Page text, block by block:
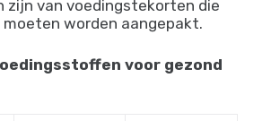
zijn van voedingstekorten die
worden aangepakt.
voor gezond